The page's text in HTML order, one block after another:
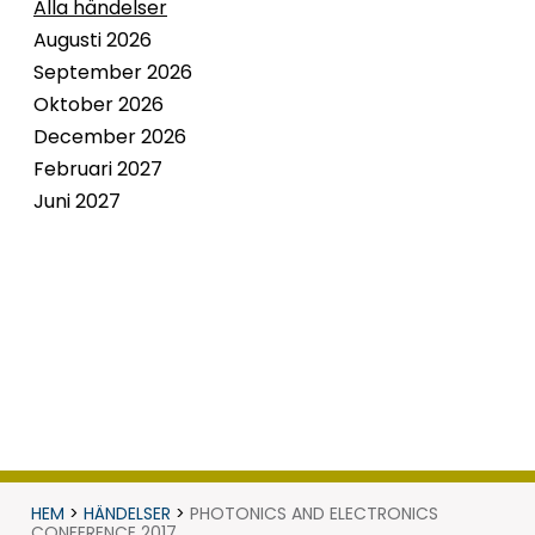
Alla händelser
Augusti 2026
September 2026
Oktober 2026
December 2026
Februari 2027
Juni 2027
HEM > HÄNDELSER > PHOTONICS AND ELECTRONICS